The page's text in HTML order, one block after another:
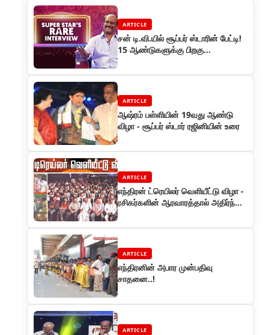
ARTICLE
சன் டி.வி.யில் சூப்பர் ஸ்டாரின் பேட்டி!
15 ஆண்டுகளுக்கு பிறகு
ARTICLE
ஆஷ்ரம் பள்ளியின் 19வது ஆண்டு
விழா - சூப்பர் ஸ்டார் ரஜினியின் உரை
ARTICLE
எந்திரன் ட்ரெயிலர் வெளியீட்டு விழா -
ரசிகர்களின் ஆரவாரத்தால் அதிர்ந்த
ARTICLE
எந்திரனின் அபார முன்பதிவு
சாதனை..!
ARTICLE